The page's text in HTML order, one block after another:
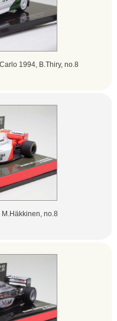
1994, B.Thiry, no.8
no.8